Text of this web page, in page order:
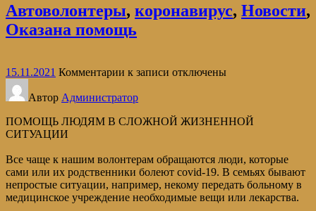
Автоволонтеры, коронавирус, Новости,
Оказана помощь
15.11.2021 Комментарии к записи отключены
Автор Администратор
ПОМОЩЬ ЛЮДЯМ В СЛОЖНОЙ ЖИЗНЕННОЙ
СИТУАЦИИ
Все чаще к нашим волонтерам обращаются люди, которые
сами или их родственники болеют covid-19. В семьях бывают
непростые ситуации, например, некому передать больному в
медицинское учреждение необходимые вещи или лекарства.